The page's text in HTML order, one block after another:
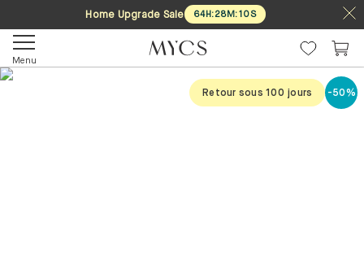
Home Upgrade Sale 64H:28M:09S
Menu
Retour sous 100 jours -50%